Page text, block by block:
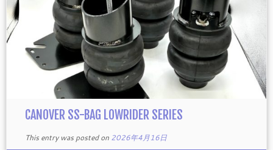
CANOVER SS-BAG LOWRIDER SERIES
This entry was posted on 2026年4月16日